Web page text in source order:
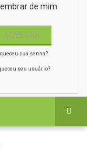
de mim
sua senha?
seu usuário?